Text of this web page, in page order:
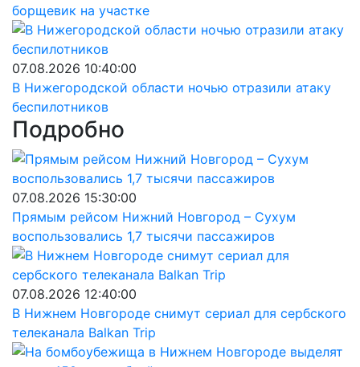
борщевик на участке
07.08.2026 10:40:00
В Нижегородской области ночью отразили атаку
беспилотников
Подробно
07.08.2026 15:30:00
Прямым рейсом Нижний Новгород – Сухум
воспользовались 1,7 тысячи пассажиров
07.08.2026 12:40:00
В Нижнем Новгороде снимут сериал для сербского
телеканала Balkan Trip